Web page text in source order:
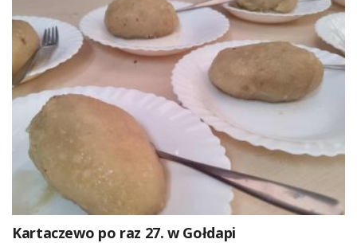
Kartaczewo po raz 27. w Gołdapi